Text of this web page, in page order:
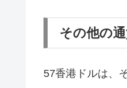
その他の
57香港ドルは、